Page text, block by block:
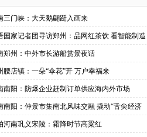
三门峡：大天鹅翩跹入画来
国家记者团寻访郑州：品网红茶饮 看智能制造
郑州：中外市长游船赏景夜话
腰店镇：一朵“伞花”开 万户幸福来
南阳：防爆企业赶制订单供应海内外市场
南阳：仲景市集南北风味交融 撬动“舌尖经济
河南巩义宋陵：霜降时节高粱红